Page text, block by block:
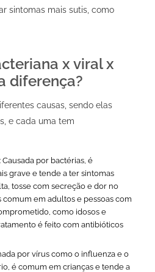
sintomas mais sutis, como
x viral x
diferença?
causas, sendo elas
e cada uma tem
Causada por bactérias, é
grave e tende a ter sintomas
tosse com secreção e dor no
comum em adultos e pessoas com
como idosos e
é feito com antibióticos
por vírus como o influenza e o
é comum em crianças e tende a